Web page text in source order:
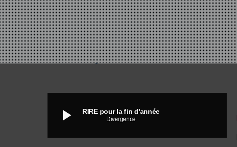
play_arrow RIRE pour la fin d'année
Divergence